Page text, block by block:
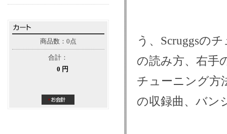
商品数：0点
合計：
0 円
う、Scruggsの
の読み方、右手
チューニング方
の収録曲、バン